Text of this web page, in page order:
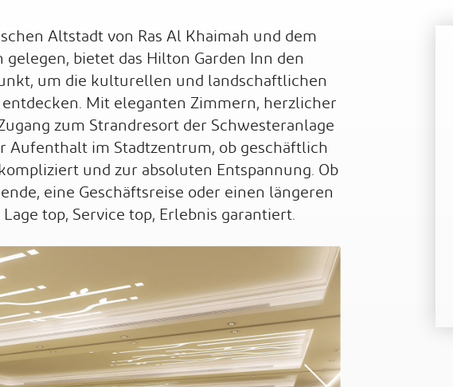
Altstadt von Ras Al Khaimah und dem
bietet das Hilton Garden Inn den
um die kulturellen und landschaftlichen
Mit eleganten Zimmern, herzlicher
zum Strandresort der Schwesteranlage
Aufenthalt im Stadtzentrum, ob geschäftlich
und zur absoluten Entspannung. Ob
eine Geschäftsreise oder einen längeren
top, Service top, Erlebnis garantiert.